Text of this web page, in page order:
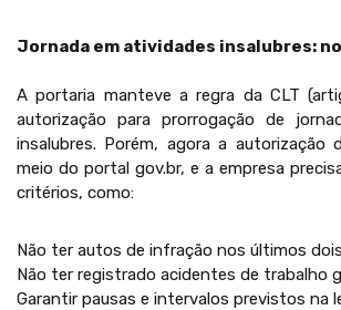
Jornada em atividades insalubres:
A portaria manteve a regra da CLT
autorização para prorrogação de
insalubres. Porém, agora a autorização
meio do portal gov.br, e a empresa
critérios, como:
Não ter autos de infração nos últimos
Não ter registrado acidentes de trabalho
Garantir pausas e intervalos previstos na